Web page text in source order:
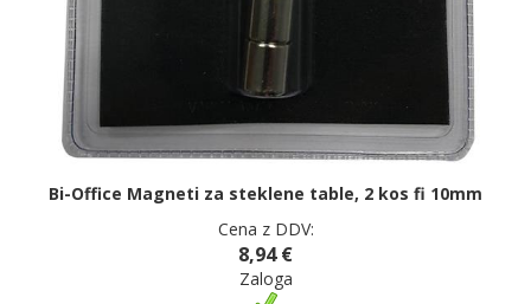
Bi-Office Magneti za steklene table, 2 kos fi 10mm
Cena z DDV:
8,94 €
Zaloga